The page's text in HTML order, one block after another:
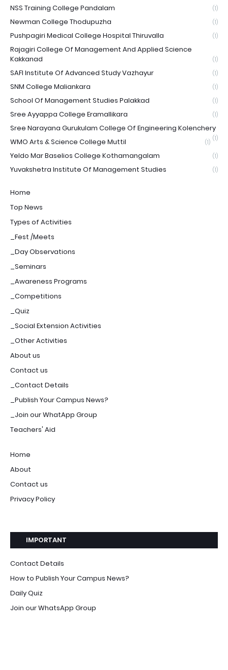
NSS Training College Pandalam (1)
Newman College Thodupuzha (1)
Pushpagiri Medical College Hospital Thiruvalla (1)
Rajagiri College Of Management And Applied Science
Kakkanad
(1)
SAFI Institute Of Advanced Study Vazhayur (1)
SNM College Maliankara (1)
School Of Management Studies Palakkad (1)
Sree Ayyappa College Eramallikara (1)
Sree Narayana Gurukulam College Of Engineering Kolenchery
(1)
WMO Arts & Science College Muttil (1)
Yeldo Mar Baselios College Kothamangalam (1)
Yuvakshetra Institute Of Management Studies (1)
Home
Top News
Types of Activities
_Fest /Meets
_Day Observations
_Seminars
_Awareness Programs
_Competitions
_Quiz
_Social Extension Activities
_Other Activities
About us
Contact us
_Contact Details
_Publish Your Campus News?
_Join our WhatApp Group
Teachers' Aid
Home
About
Contact us
Privacy Policy
IMPORTANT
Contact Details
How to Publish Your Campus News?
Daily Quiz
Join our WhatsApp Group